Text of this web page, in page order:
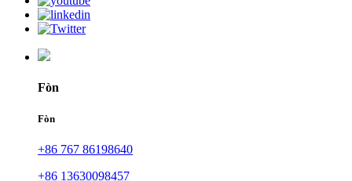
Fòn
Fòn
+86 767 86198640
+86 13630098457